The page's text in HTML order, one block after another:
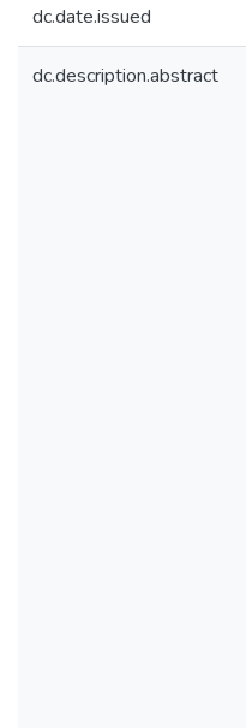
dc.date.issued
dc.description.abstract